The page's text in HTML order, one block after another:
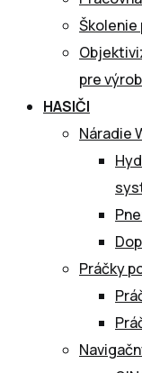
Školenie
pre
HASIČI
Náradie
Práčky